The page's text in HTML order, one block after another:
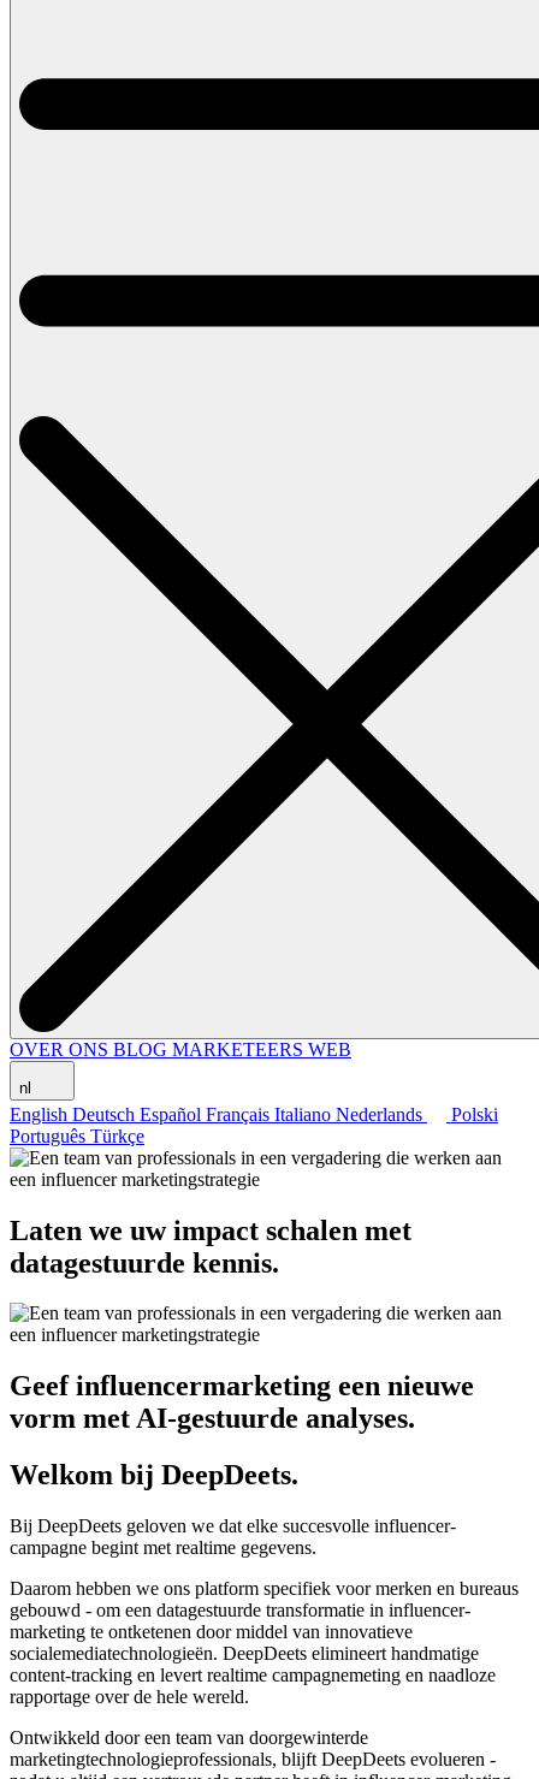
OVER ONS BLOG MARKETEERS WEB
nl
English Deutsch Español Français Italiano Nederlands
Polski
Português Türkçe
Laten we uw impact schalen met
datagestuurde kennis.
Geef influencermarketing een nieuwe
vorm met AI-gestuurde analyses.
Welkom bij DeepDeets.
Bij DeepDeets geloven we dat elke succesvolle influencer-
campagne begint met realtime gegevens.
Daarom hebben we ons platform specifiek voor merken en bureaus
gebouwd - om een datagestuurde transformatie in influencer-
marketing te ontketenen door middel van innovatieve
socialemediatechnologieën. DeepDeets elimineert handmatige
content-tracking en levert realtime campagnemeting en naadloze
rapportage over de hele wereld.
Ontwikkeld door een team van doorgewinterde
marketingtechnologieprofessionals, blijft DeepDeets evolueren -